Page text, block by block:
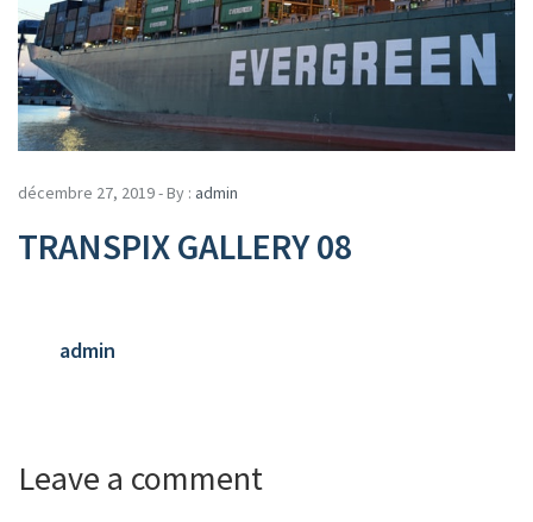
décembre 27, 2019 - By : admin
TRANSPIX GALLERY 08
admin
Leave a comment